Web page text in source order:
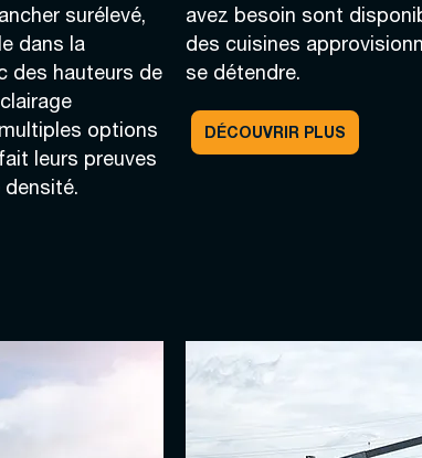
surélevé,
dans la
des hauteurs de
options
leurs preuves
densité.
avez besoin sont
des cuisines
se détendre.
DÉCOUVRIR PLUS